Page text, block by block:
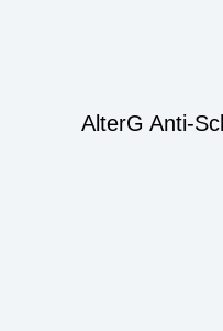
AlterG Anti-